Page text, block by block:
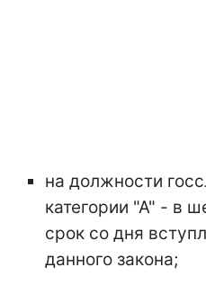
на должности
категории "А" - в
срок со дня
данного закона;